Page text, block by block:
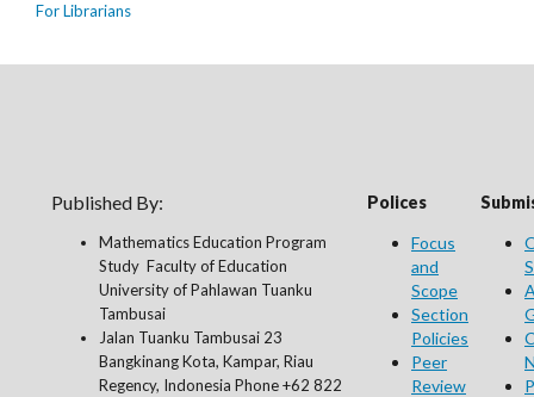
For Librarians
Published By:
Mathematics Education Program
Study Faculty of Education
University of Pahlawan Tuanku
Tambusai
Jalan Tuanku Tambusai 23
Bangkinang Kota, Kampar, Riau
Regency, Indonesia Phone +62 822
Polices
Focus
and
Scope
Section
Policies
Peer
Review